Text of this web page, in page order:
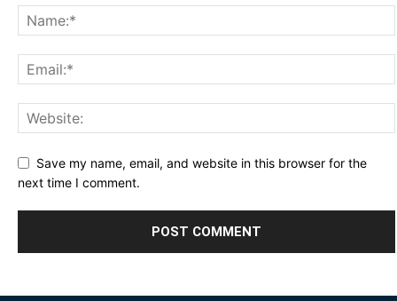
Save my name, email, and website in this browser for the
next time I comment.